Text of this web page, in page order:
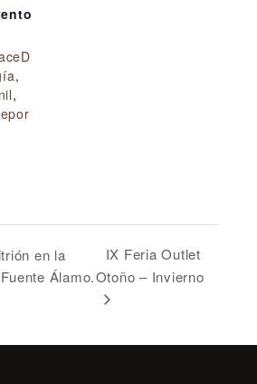
,
,
en la
Álamo.
IX Feria Outlet
Otoño – Invierno